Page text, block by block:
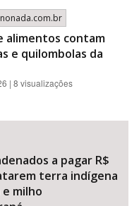
alimentos contam
e quilombolas da
| 8 visualizações
a pagar R$
terra indígena
milho